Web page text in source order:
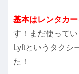
基本はレンタカー
す！まだ使って
Lyftというタクシ
た！